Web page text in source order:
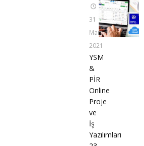
31
Mart
2021
YSM
&
PİR
Online
Proje
ve
İş
Yazılımları